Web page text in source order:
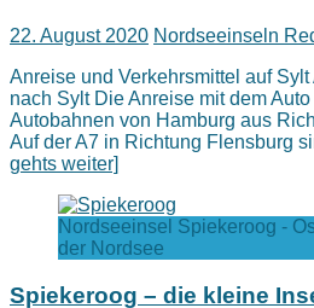
22. August 2020 Nordseeinseln
Anreise und Verkehrsmittel auf
nach Sylt Die Anreise mit dem
Autobahnen von Hamburg aus
Auf der A7 in Richtung Flensburg
gehts weiter]
Nordseeinsel Spiekeroog -
der Nordsee
Spiekeroog – die kleine